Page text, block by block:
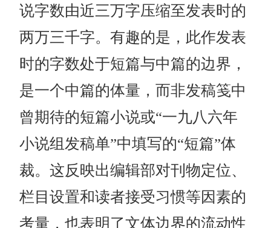
说字数由近三万字压缩至发表时的
两万三千字。有趣的是，此作发表
时的字数处于短篇与中篇的边界，
是一个中篇的体量，而非发稿笺中
曾期待的短篇小说或“一九八六年
小说组发稿单”中填写的“短篇”体
裁。这反映出编辑部对刊物定位、
栏目设置和读者接受习惯等因素的
考量，也表明了文体边界的流动性